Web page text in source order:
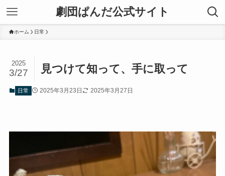
劇団ぱんだ公式サイト
ホーム 日常
見つけて知って、手に取って
2025
3/27
日常 2025年3月23日 2025年3月27日